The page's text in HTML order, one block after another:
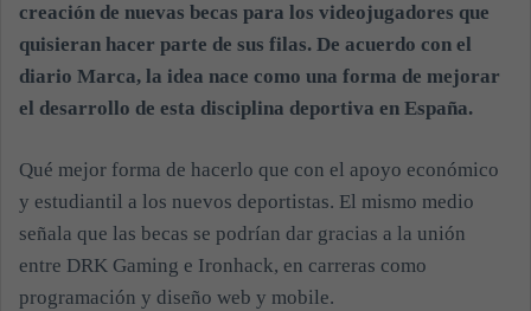
creación de nuevas becas para los videojugadores que
quisieran hacer parte de sus filas. De acuerdo con el
diario Marca, la idea nace como una forma de mejorar
el desarrollo de esta disciplina deportiva en España.
Qué mejor forma de hacerlo que con el apoyo económico
y estudiantil a los nuevos deportistas. El mismo medio
señala que las becas se podrían dar gracias a la unión
entre DRK Gaming e Ironhack, en carreras como
programación y diseño web y mobile.